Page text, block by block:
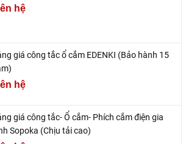
hệ
giá công tắc ổ cắm EDENKI (Bảo hành 15
hệ
giá công tắc- Ổ cắm- Phích cắm điện gia
Sopoka (Chịu tải cao)